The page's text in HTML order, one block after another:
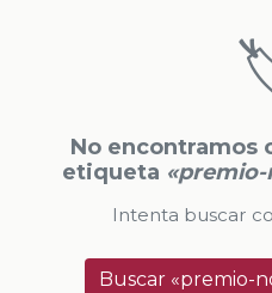
No encontramos
etiqueta
Intenta buscar
Buscar «premio-